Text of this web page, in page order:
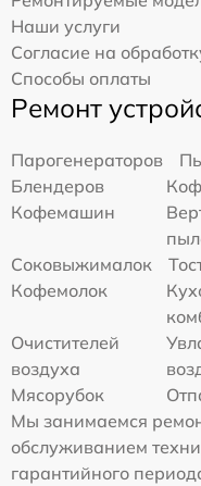
Наши услуги
Согласие на
Способы оплаты
Ремонт
Парогенераторов
Блендеров
Кофемашин
Соковыжималок
Кофемолок
Очистителей
воздуха
Мясорубок
Мы занимаемся
обслуживанием
гарантийного